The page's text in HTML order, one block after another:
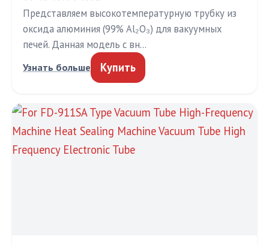
Представляем высокотемпературную трубку из
оксида алюминия (99% Al₂O₃) для вакуумных
печей. Данная модель с вн…
Узнать больше Купить